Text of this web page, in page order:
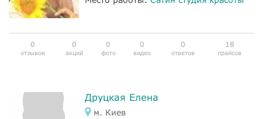
0
отзывов
0
акций
0
фото
0
видео
0
ответов
18
прайсов
Друцкая Елена
м. Киев